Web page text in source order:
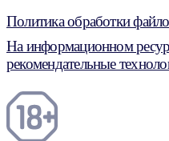
Политика обработки
На информационном
рекомендательные